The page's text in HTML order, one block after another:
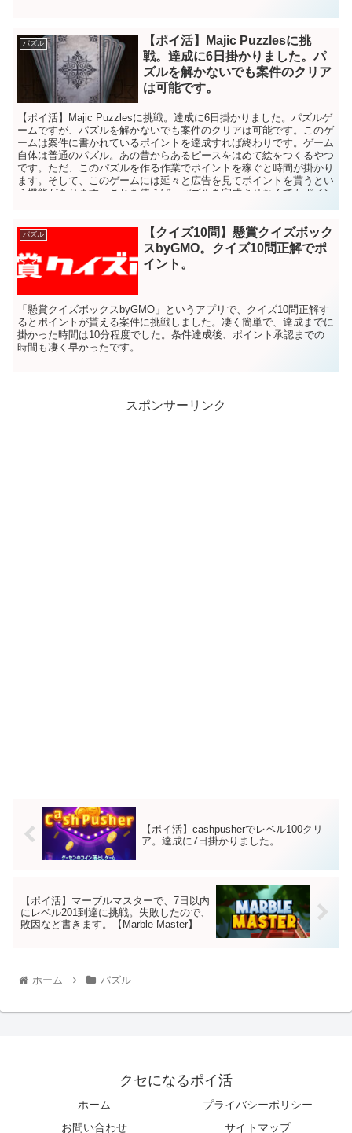
パズル
【ポイ活】Majic Puzzlesに挑
戦。達成に6日掛かりました。パ
ズルを解かないでも案件のクリア
は可能です。
【ポイ活】Majic Puzzlesに挑戦。達成に6日掛かりました。パズルゲ
ームですが、パズルを解かないでも案件のクリアは可能です。このゲ
ームは案件に書かれているポイントを達成すれば終わりです。ゲーム
自体は普通のパズル。あの昔からあるピースをはめて絵をつくるやつ
です。ただ、このパズルを作る作業でポイントを稼ぐと時間が掛かり
ます。そして、このゲームには延々と広告を見てポイントを貰うとい
う機能があります。これを使えば、パズルを完成させなくてもポイン
ようとすると500回近く、またはそれ以上の広告を見る事になると思
うので、テレビや動画でも見ながらやるのをおススメします。
パズル
【クイズ10問】懸賞クイズボック
スbyGMO。クイズ10問正解でポ
イント。
「懸賞クイズボックスbyGMO」というアプリで、クイズ10問正解す
るとポイントが貰える案件に挑戦しました。凄く簡単で、達成までに
掛かった時間は10分程度でした。条件達成後、ポイント承認までの
時間も凄く早かったです。
スポンサーリンク
【ポイ活】cashpusherでレベル100クリ
ア。達成に7日掛かりました。
【ポイ活】マーブルマスターで、7日以内
にレベル201到達に挑戦。失敗したので、
敗因など書きます。【Marble Master】
ホーム パズル
クセになるポイ活
ホーム
プライバシーポリシー
お問い合わせ
サイトマップ